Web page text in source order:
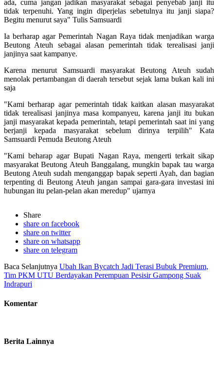
ada, cuma jangan jadikan masyarakat sebagai penyebab janji itu
tidak terpenuhi. Yang ingin diperjelas sebetulnya itu janji siapa?
Begitu menurut saya" Tulis Samsuardi
Ia berharap agar Pemerintah Nagan Raya tidak menjadikan warga
Beutong Ateuh sebagai alasan pemerintah tidak terealisasi janji
janjinya saat kampanye.
Karena menurut Samsuardi masyarakat Beutong Ateuh sudah
menolak pertambangan di daerah tersebut sejak lama bukan kali ini
saja
"Kami berharap agar pemerintah tidak kaitkan alasan masyarakat
tidak terealisasi janjinya masa kompanyeu, karena janji itu bukan
janji masyarakat kepada pemerintah, tetapi pemerintah saat ini yang
berjanji kepada masyarakat sebelum dirinya terpilih" Kata
Samsuardi Pemuda Beutong Ateuh
"Kami beharap agar Bupati Nagan Raya, mengerti terkait sikap
masyarakat Beutong Ateuh Banggalang, mungkin bapak tau warga
Beutong Ateuh sudah menganggap bapak seperti Ayah, dan bagian
terpenting di Beutong Ateuh jangan sampai gara-gara investasi ini
hubungan itu pelan-pelan akan meredup" ujarnya
Share
share on facebook
share on twitter
share on whatsapp
share on telegram
Baca Selanjutnya Ubah Ikan Bycatch Jadi Terasi Bubuk Premium,
Tim PKM UTU Berdayakan Perempuan Pesisir Gampong Suak
Indrapuri
Komentar
Berita Lainnya